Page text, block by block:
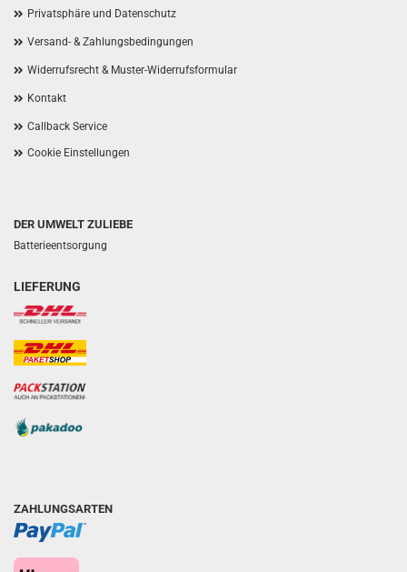
Privatsphäre und Datenschutz
Versand- & Zahlungsbedingungen
Widerrufsrecht & Muster-Widerrufsformular
Kontakt
Callback Service
Cookie Einstellungen
DER UMWELT ZULIEBE
Batterieentsorgung
LIEFERUNG
ZAHLUNGSARTEN